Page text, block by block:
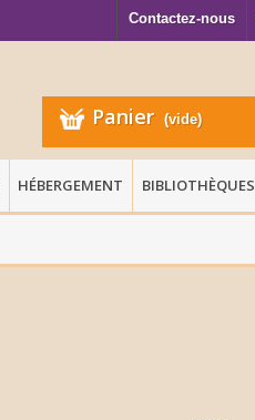
Contactez-nous
Panier (vide)
HÉBERGEMENT BIBLIOTHÈQUES